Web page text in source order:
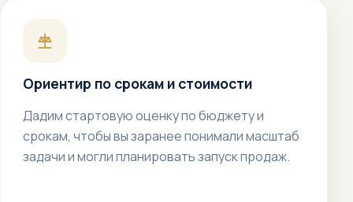
Ориентир по срокам и стоимости
Дадим стартовую оценку по бюджету и
срокам, чтобы вы заранее понимали масштаб
задачи и могли планировать запуск продаж.